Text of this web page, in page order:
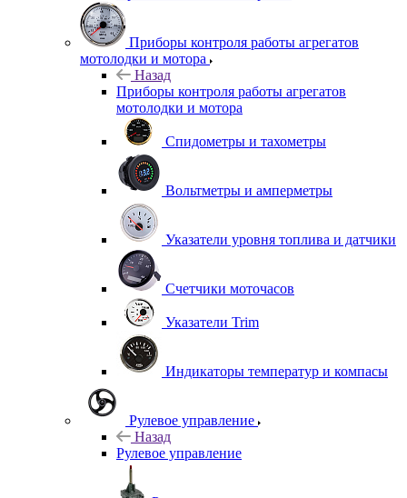
Приборы контроля работы агрегатов
мотолодки и мотора
Назад
Приборы контроля работы агрегатов
мотолодки и мотора
Спидометры и тахометры
Вольтметры и амперметры
Указатели уровня топлива и датчики
Счетчики моточасов
Указатели Trim
Индикаторы температур и компасы
Рулевое управление
Назад
Рулевое управление